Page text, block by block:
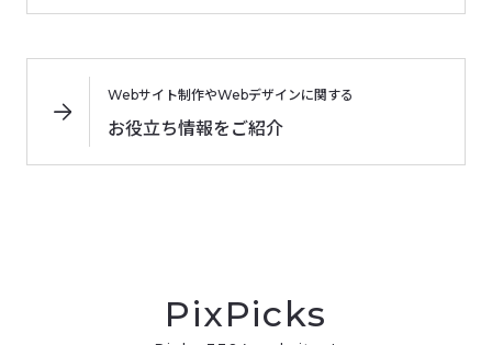
Webサイト制作やWebデザインに関する
お役立ち情報をご紹介
PixPicks